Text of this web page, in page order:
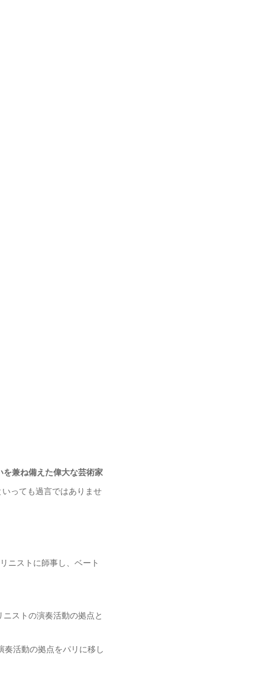
兼ね備えた偉大な芸術家
っても過言ではありませ
ニストに師事し、ベート
ストの演奏活動の拠点と
活動の拠点をパリに移し